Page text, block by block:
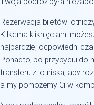
Rezerwacja biletów
Kilkoma kliknięciami
najbardziej odpowiedni
Ponadto, po przybyciu do
transferu z lotniska, aby
a my pomożemy Ci w